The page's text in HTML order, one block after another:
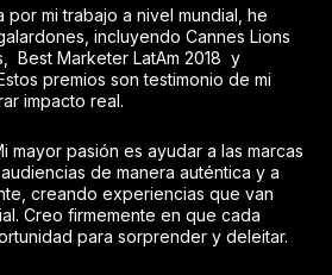
por mi trabajo a nivel mundial, he
incluyendo Cannes Lions
Best Marketer LatAm 2018 y
premios son testimonio de mi
impacto real.
mayor pasión es ayudar a las marcas
de manera auténtica y a
creando experiencias que van
Creo firmemente en que cada
para sorprender y deleitar.